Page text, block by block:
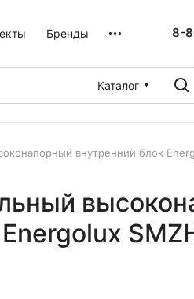
Бренды 8-
Каталог
внутренний блок